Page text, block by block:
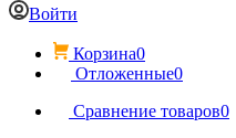
Войти
Корзина0
Отложенные0
Сравнение товаров0